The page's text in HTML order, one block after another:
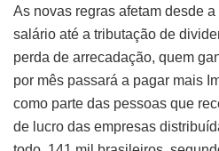
As novas regras afetam desde
salário até a tributação de
perda de arrecadação, quem
por mês passará a pagar mais
como parte das pessoas que
de lucro das empresas